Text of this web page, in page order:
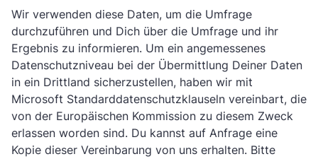
Wir verwenden diese Daten, um die Umfrage
durchzuführen und Dich über die Umfrage und ihr
Ergebnis zu informieren. Um ein angemessenes
Datenschutzniveau bei der Übermittlung Deiner Daten
in ein Drittland sicherzustellen, haben wir mit
Microsoft Standarddatenschutzklauseln vereinbart, die
von der Europäischen Kommission zu diesem Zweck
erlassen worden sind. Du kannst auf Anfrage eine
Kopie dieser Vereinbarung von uns erhalten. Bitte